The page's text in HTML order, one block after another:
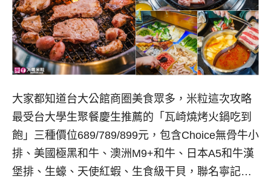
大家都知道台大公館商圈美食眾多，米粒這次攻略
最受台大學生聚餐慶生推薦的「瓦崎燒烤火鍋吃到
飽」三種價位689/789/899元，包含Choice無骨牛小
排、美國極黑和牛、澳洲M9+和牛、日本A5和牛漢
堡排、生蠔、天使紅蝦、生食級干貝，聯名寧記…